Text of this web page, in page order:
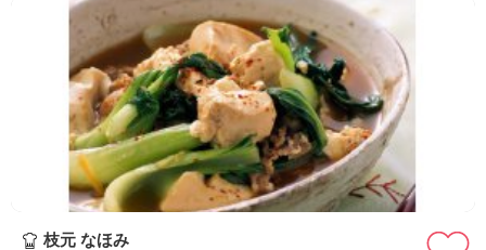
枝元 なほみ